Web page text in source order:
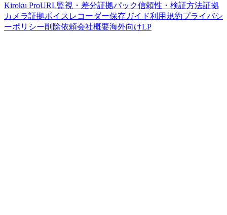
Kiroku ProURL監視・差分証拠パック信頼性・検証方法証拠
カメラ証拠ボイスレコーダー保存ガイド利用規約プライバシ
ーポリシー削除依頼会社概要海外向けLP